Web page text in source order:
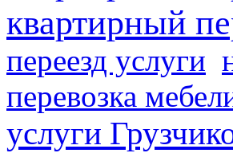
квартирный
переезд услуги
перевозка
услуги